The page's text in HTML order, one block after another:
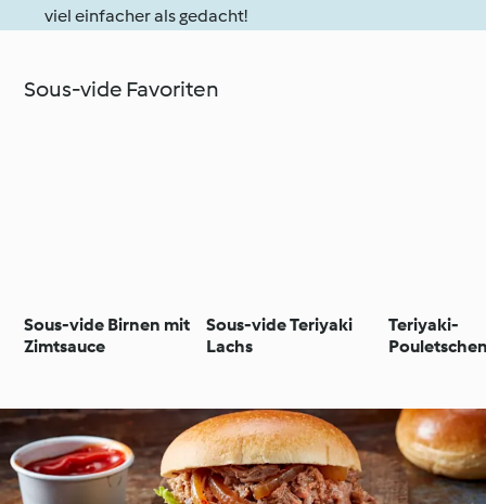
viel einfacher als gedacht!
Sous-vide Favoriten
Sous-vide Birnen mit
Zimtsauce
Sous-vide Teriyaki
Lachs
Teriyaki-